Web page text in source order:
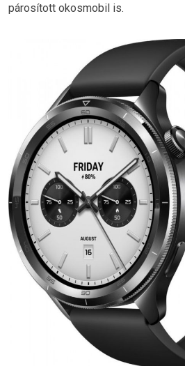
párosított okosmobil is.